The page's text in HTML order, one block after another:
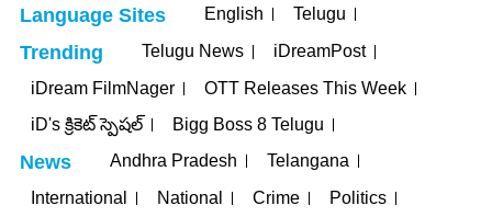
Language Sites English Telugu
Trending Telugu News
iDreamPost
iDream FilmNager
OTT Releases This Week
iD's క్రికెట్ స్పెషల్
Bigg Boss 8 Telugu
News Andhra Pradesh
Telangana
International
National Crime Politics